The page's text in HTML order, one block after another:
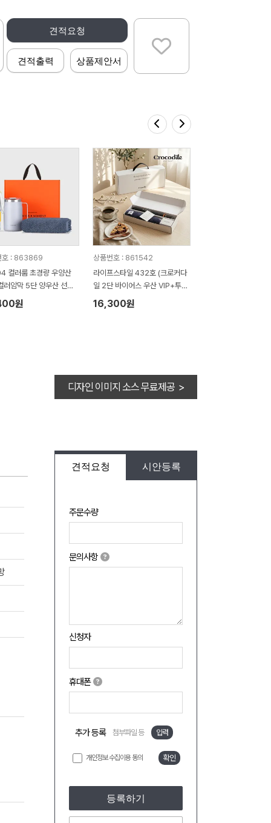
견적요청
견적출력 상품제안서
호 : 863869
컬러룸 초경량 우양산
러암막 5단 양우산 선물
례품+락앤락 텀블러세트
머그 텀블러 600ml+송
원
상품번호 : 861542
라이프스타일 432호 (크로커다
일 2단 바이어스 우산 VIP+투톤
보다 호텔타올 200g)
16,300원
디자인 이미지 소스 무료제공 >
견적요청 시안등록
주문수량
문의사항
신청자
휴대폰
추가 등록 첨부파일 등 입력
개인정보 수집이용 동의 확인
등록하기